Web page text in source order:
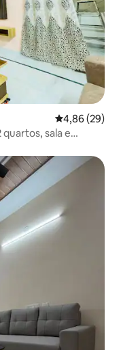
4,86 de uma
4,86 (29)
sala e